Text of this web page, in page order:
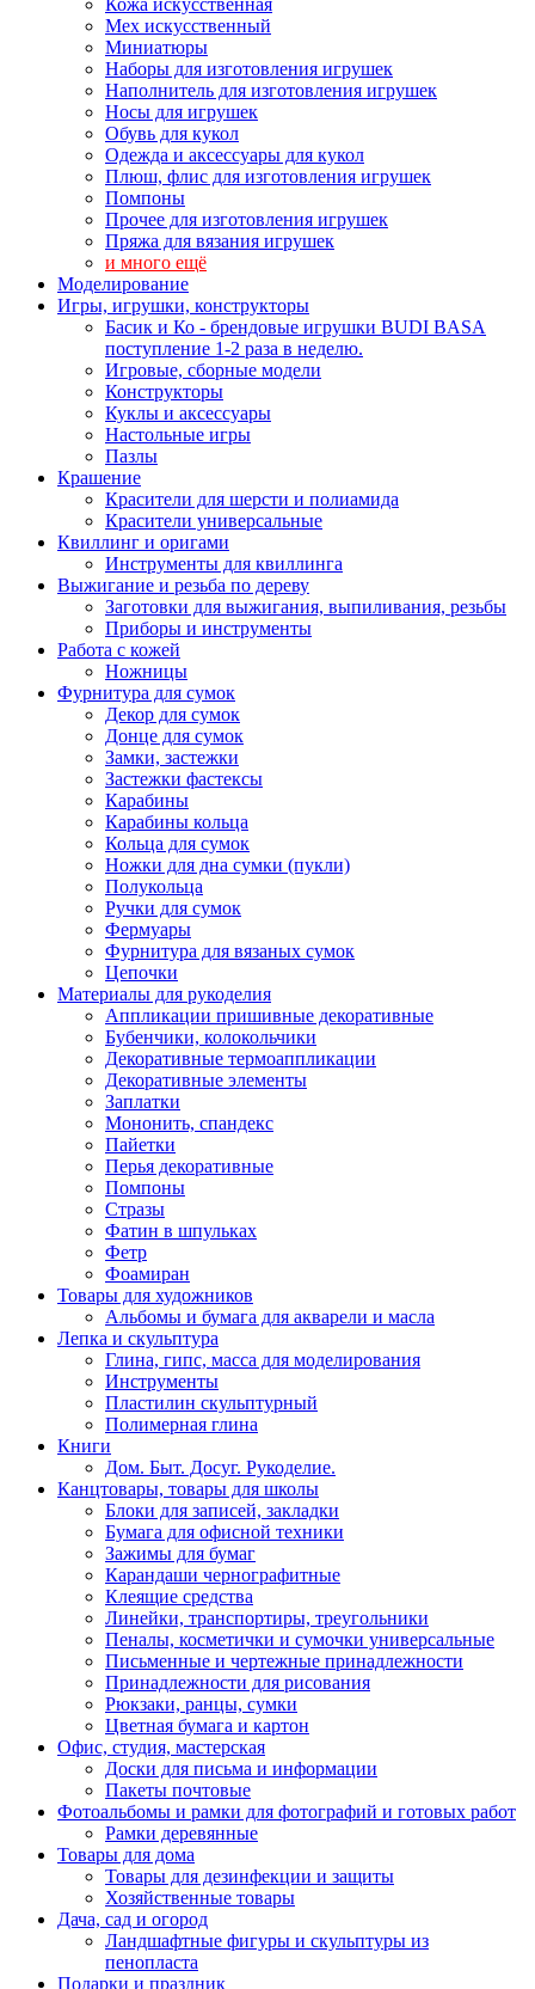
Кожа искусственная
Мех искусственный
Миниатюры
Наборы для изготовления игрушек
Наполнитель для изготовления игрушек
Носы для игрушек
Обувь для кукол
Одежда и аксессуары для кукол
Плюш, флис для изготовления игрушек
Помпоны
Прочее для изготовления игрушек
Пряжа для вязания игрушек
и много ещё
Моделирование
Игры, игрушки, конструкторы
Басик и Ко - брендовые игрушки BUDI BASA
поступление 1-2 раза в неделю.
Игровые, сборные модели
Конструкторы
Куклы и аксессуары
Настольные игры
Пазлы
Крашение
Красители для шерсти и полиамида
Красители универсальные
Квиллинг и оригами
Инструменты для квиллинга
Выжигание и резьба по дереву
Заготовки для выжигания, выпиливания, резьбы
Приборы и инструменты
Работа с кожей
Ножницы
Фурнитура для сумок
Декор для сумок
Донце для сумок
Замки, застежки
Застежки фастексы
Карабины
Карабины кольца
Кольца для сумок
Ножки для дна сумки (пукли)
Полукольца
Ручки для сумок
Фермуары
Фурнитура для вязаных сумок
Цепочки
Материалы для рукоделия
Аппликации пришивные декоративные
Бубенчики, колокольчики
Декоративные термоаппликации
Декоративные элементы
Заплатки
Мононить, спандекс
Пайетки
Перья декоративные
Помпоны
Стразы
Фатин в шпульках
Фетр
Фоамиран
Товары для художников
Альбомы и бумага для акварели и масла
Лепка и скульптура
Глина, гипс, масса для моделирования
Инструменты
Пластилин скульптурный
Полимерная глина
Книги
Дом. Быт. Досуг. Рукоделие.
Канцтовары, товары для школы
Блоки для записей, закладки
Бумага для офисной техники
Зажимы для бумаг
Карандаши чернографитные
Клеящие средства
Линейки, транспортиры, треугольники
Пеналы, косметички и сумочки универсальные
Письменные и чертежные принадлежности
Принадлежности для рисования
Рюкзаки, ранцы, сумки
Цветная бумага и картон
Офис, студия, мастерская
Доски для письма и информации
Пакеты почтовые
Фотоальбомы и рамки для фотографий и готовых работ
Рамки деревянные
Товары для дома
Товары для дезинфекции и защиты
Хозяйственные товары
Дача, сад и огород
Ландшафтные фигуры и скульптуры из
пенопласта
Подарки и праздник